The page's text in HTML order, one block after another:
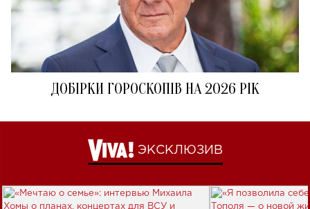
ДОБІРКИ ГОРОСКОПІВ НА 2026 РІК
ЭКСКЛЮЗИВ